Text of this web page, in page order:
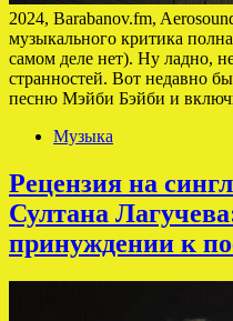
2024, Barabanov.fm,
музыкального критика
самом деле нет). Ну ладно,
странностей. Вот недавно
песню Мэйби Бэйби и
Музыка
Рецензия на
Султана
принуждении к